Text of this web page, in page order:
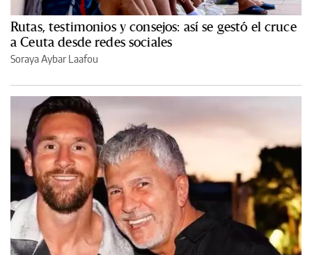
Rutas, testimonios y consejos: así se gestó el cruce
a Ceuta desde redes sociales
Soraya Aybar Laafou